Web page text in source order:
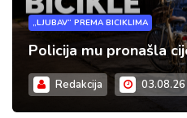
„LJUBAV“ PREMA BICIKLIMA
Policija mu pronašla
Redakcija 03.08.26